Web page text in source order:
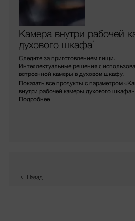
Камера внутри рабочей
духового шкафа*
Следите за приготовлением пищи.
Интеллектуальные решения с
встроенной камеры в духовом шкафу.
Показать все продукты с параметром
внутри рабочей камеры духового шкафа»
Подробнее
Назад